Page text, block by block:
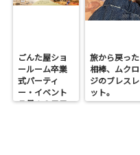
ごんた屋ショ
ールーム卒業
式パーティ
ー・イベント
７月１９日日
旅から戻った
相棒、ムクロ
ジのブレスレ
ット。